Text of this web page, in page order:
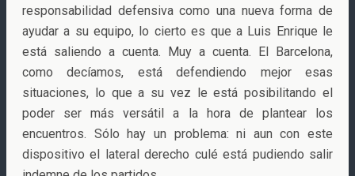
responsabilidad defensiva como una nueva forma de
ayudar a su equipo, lo cierto es que a Luis Enrique le
está saliendo a cuenta. Muy a cuenta. El Barcelona,
como decíamos, está defendiendo mejor esas
situaciones, lo que a su vez le está posibilitando el
poder ser más versátil a la hora de plantear los
encuentros. Sólo hay un problema: ni aun con este
dispositivo el lateral derecho culé está pudiendo salir